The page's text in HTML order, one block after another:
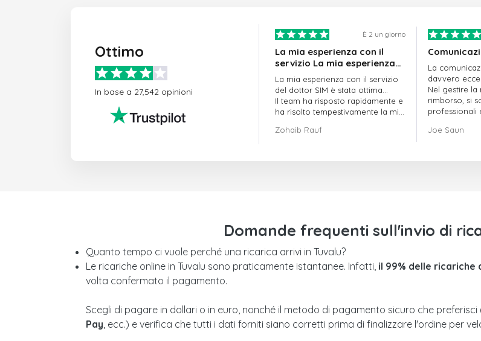
Ottimo
In base a 27,542 opinioni
È 2 un giorno
La mia esperienza con il
servizio La mia esperienza
con il servizio offerto da
doctorSIM è stata ottima.
La mia esperienza con il servizio
del dottor SIM è stata ottima...
Il team ha risposto rapidamente e
ha risolto tempestivamente la mia
Nel complesso, sono davvero
Zohaib Rauf
La
davvero
Nel gestire la
rimborso, si
professionali
Joe Saun
Domande frequenti sull'invio di
Quanto tempo ci vuole perché una ricarica arrivi in Tuvalu?
Le ricariche online in Tuvalu sono praticamente istantanee. Infatti, il 99% delle ricariche
volta confermato il pagamento.
Scegli di pagare in dollari o in euro, nonché il metodo di pagamento sicuro che preferisci
Pay, ecc.) e verifica che tutti i dati forniti siano corretti prima di finalizzare l'ordine per